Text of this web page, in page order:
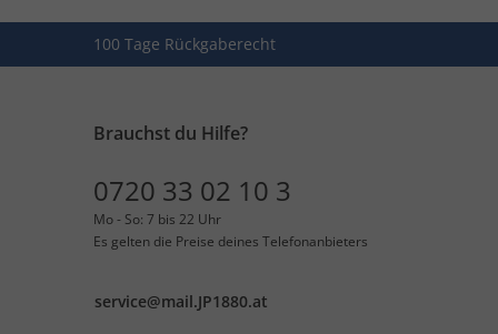
100 Tage Rückgaberecht
Brauchst du Hilfe?
0720 33 02 10 3
Mo - So: 7 bis 22 Uhr
Es gelten die Preise deines Telefonanbieters
service@mail.JP1880.at